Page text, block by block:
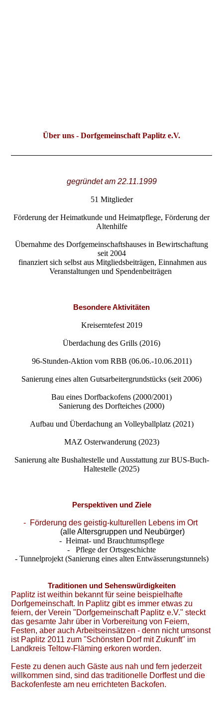
Über uns - Dorfgemeinschaft Paplitz e.V.
gegründet am 22.11.1999
51 Mitglieder
Förderung der Heimatkunde und Heimatpflege, Förderung der
Altenhilfe
Übernahme des Dorfgemeinschaftshauses in Bewirtschaftung
seit 2004
finanziert sich selbst aus Mitgliedsbeiträgen, Einnahmen aus
Veranstaltungen und Spendenbeiträgen
Besondere Aktivitäten
Kreiserntefest 2019
Überdachung des Grills (2016)
96-Stunden-Aktion vom RBB (06.06.-10.06.2011)
Sanierung eines alten Gutsarbeitergrundstücks (seit 2006)
Bau eines Dorfbackofens (2000/2001)
Sanierung des Dorfteiches (2000)
Aufbau und Überdachung an Volleyballplatz (2021)
MAZ Osterwanderung (2023)
Sanierung alte Bushaltestelle und Ausstattung zur BUS-Buch-
Haltestelle (2025)
Perspektiven und Ziele
- Förderung des geistig-kulturellen Lebens im Ort
(alle Altersgruppen und Neubürger)
- Heimat- und Brauchtumspflege
- Pflege der Ortsgeschichte
- Tunnelprojekt (Sanierung eines alten Entwässerungstunnels)
Traditionen und Sehenswürdigkeiten
Paplitz ist weithin bekannt für seine beispielhafte
Dorfgemeinschaft. In Paplitz gibt es immer etwas zu
feiern, der Verein "Dorfgemeinschaft Paplitz e.V." steckt
das gesamte Jahr über in Vorbereitung von Feiern,
Festen, aber auch Arbeitseinsätzen - denn nicht umsonst
ist Paplitz 2011 zum "Schönsten Dorf mit Zukunft" im
Landkreis Teltow-Fläming erkoren worden.
Feste zu denen auch Gäste aus nah und fern jederzeit
willkommen sind, sind das traditionelle Dorffest und die
Backofenfeste am neu errichteten Backofen.